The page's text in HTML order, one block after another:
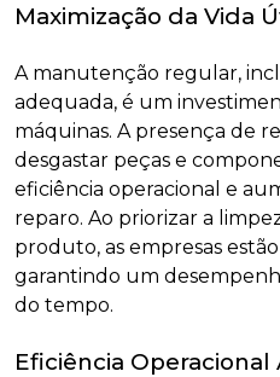
Maximização da Vida
A manutenção regular,
adequada, é um
máquinas. A presença de
desgastar peças e
eficiência operacional e
reparo. Ao priorizar a
produto, as empresas
garantindo um
do tempo.
Eficiência